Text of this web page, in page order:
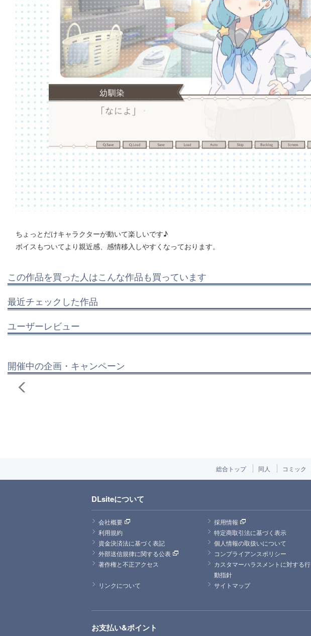
ちょっとだけキャラクターが動いて楽しいです♪
ボイスもついてより親近感、感情移入しやすくなっております。
この作品を買った人はこんな作品も買っています
最近チェックした作品
ユーザーレビュー
開催中の企画・キャンペーン
総合トップ 同人 コミック
DLsiteについて
会社概要
採用情報
利用規約
特定商取引法に基づく表示
資金決済法に基づく表記
個人情報の取扱いについて
外部送信規律に関する公表
コンプライアンスポリシー
著作権と不正アクセス
カスタマーハラスメントに対する行
動指針
リンクについて
サイトマップ
お支払い&ポイント